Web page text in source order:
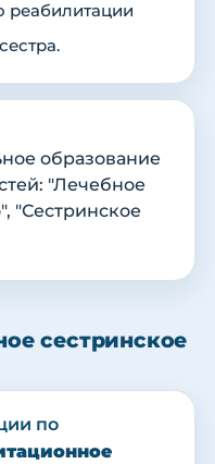
реабилитации
образование
"Лечебное
"Сестринское
сестринское
по